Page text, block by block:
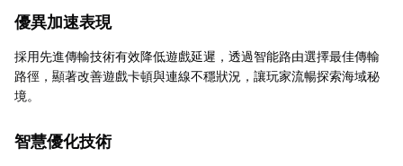
優異加速表現
採用先進傳輸技術有效降低遊戲延遲，透過智能路由選擇最佳傳輸
路徑，顯著改善遊戲卡頓與連線不穩狀況，讓玩家流暢探索海域秘
境。
智慧優化技術